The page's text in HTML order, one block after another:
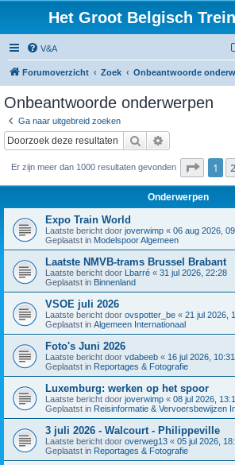
Het Groot Belgisch
V&A
Forumoverzicht Zoek Onbeantwoorde
Onbeantwoorde onderwerpen
Ga naar uitgebreid zoeken
Zoek
Er zijn meer dan 1000 resultaten gevonden Pagina
1 2
Onderwerpen
Expo Train World
Laatste bericht door joverwimp « 06 aug 2026,
Geplaatst in Modelspoor Algemeen
Laatste NMVB-trams Brussel Brabant
Laatste bericht door Lbarré « 31 jul 2026, 22:28
Geplaatst in Binnenland
VSOE juli 2026
Laatste bericht door ovspotter_be « 21 jul 2026,
Geplaatst in Algemeen Internationaal
Foto's Juni 2026
Laatste bericht door vdabeeb « 16 jul 2026, 10:31
Geplaatst in Reportages & Fotografie
Luxemburg: werken op het spoor
Laatste bericht door joverwimp « 08 jul 2026,
Geplaatst in Reisinformatie & Vervoersbewijzen
3 juli 2026 - Walcourt - Philippeville
Laatste bericht door overweg13 « 05 jul 2026,
Geplaatst in Reportages & Fotografie